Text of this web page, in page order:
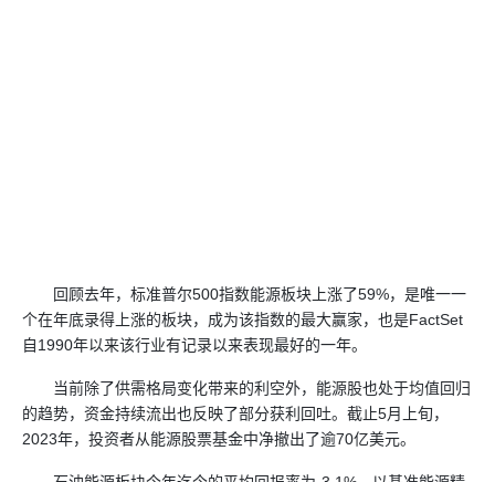
回顾去年，标准普尔500指数能源板块上涨了59%，是唯一一
个在年底录得上涨的板块，成为该指数的最大赢家，也是FactSet
自1990年以来该行业有记录以来表现最好的一年。
当前除了供需格局变化带来的利空外，能源股也处于均值回归
的趋势，资金持续流出也反映了部分获利回吐。截止5月上旬，
2023年，投资者从能源股票基金中净撤出了逾70亿美元。